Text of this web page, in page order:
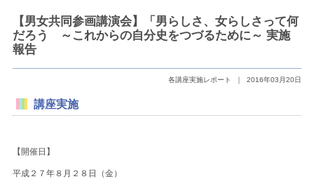
【男女共同参画講演会】「男らしさ、女らしさって何
だろう ～これからの自分史をつづるために～ 実施
報告
各講座実施レポート ｜ 2016年03月20日
講座実施
【開催日】
平成２７年８月２８日（金）